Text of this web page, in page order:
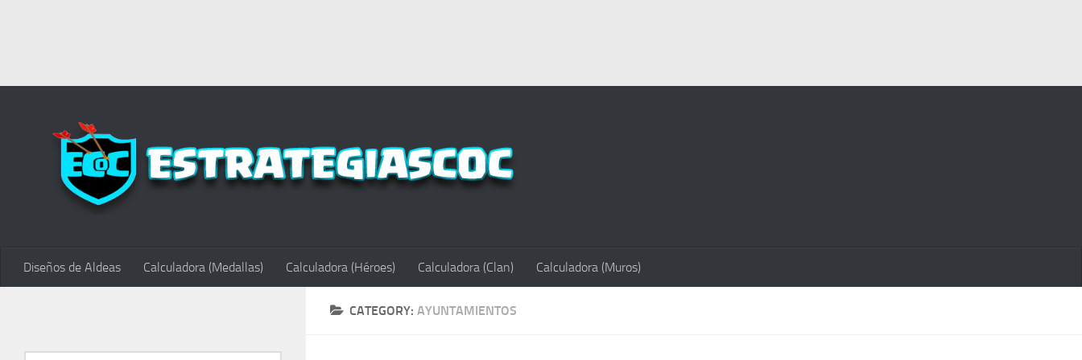
Diseños de Aldeas Calculadora (Medallas) Calculadora (Héroes) Calculadora (Clan) Calculadora (Muros)
CATEGORY: AYUNTAMIENTOS